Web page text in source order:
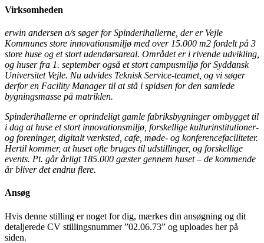
Virksomheden
erwin andersen a/s søger for Spinderihallerne, der er Vejle
Kommunes store innovationsmiljø med over 15.000 m2 fordelt på 3
store huse og et stort udendørsareal. Området er i rivende udvikling,
og huser fra 1. september også et stort campusmiljø for Syddansk
Universitet Vejle. Nu udvides Teknisk Service-teamet, og vi søger
derfor en Facility Manager til at stå i spidsen for den samlede
bygningsmasse på matriklen.
Spinderihallerne er oprindeligt gamle fabriksbygninger ombygget til
i dag at huse et stort innovationsmiljø, forskellige kulturinstitutioner-
og foreninger, digitalt værksted, cafe, møde- og konferencefaciliteter.
Hertil kommer, at huset ofte bruges til udstillinger, og forskellige
events. Pt. går årligt 185.000 gæster gennem huset – de kommende
år bliver det endnu flere.
Ansøg
Hvis denne stilling er noget for dig, mærkes din ansøgning og dit
detaljerede CV stillingsnummer ”02.06.73” og uploades her på
siden.